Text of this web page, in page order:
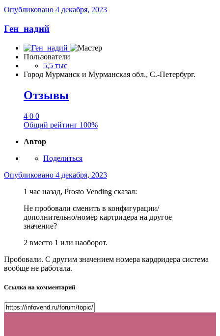
Опубликовано 4 декабря, 2023
Ген_надий
Пользователи
5,5 тыс
Город Мурманск и Мурманская обл., С.-Петербург.
Отзывы
4 0 0
Общий рейтинг 100%
Автор
Поделиться
Опубликовано 4 декабря, 2023
1 час назад, Prosto Vending сказал:
Не пробовали сменить в конфигурации/
дополнительно/номер картридера на другое
значение?
2 вместо 1 или наоборот.
Пробовали. С другим значением номера кардридера система
вообще не работала.
Ссылка на комментарий